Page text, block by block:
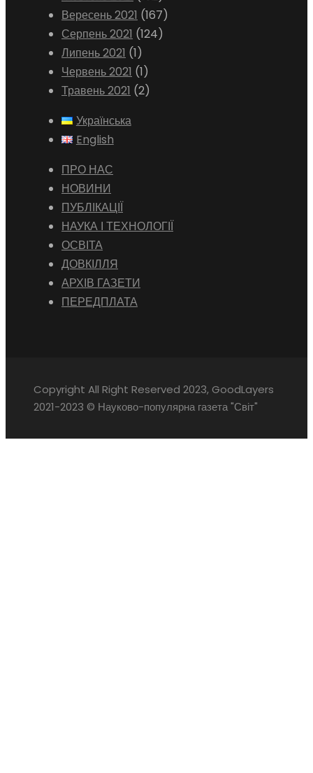
Вересень 2021 (167)
Серпень 2021 (124)
Липень 2021 (1)
Червень 2021 (1)
Травень 2021 (2)
Українська
English
ПРО НАС
НОВИНИ
ПУБЛІКАЦІЇ
НАУКА І ТЕХНОЛОГІЇ
ОСВІТА
ДОВКІЛЛЯ
АРХІВ ГАЗЕТИ
ПЕРЕДПЛАТА
Copyright All Right Reserved 2023, GoodLayers
2021-2023 © Науково-популярна газета "Світ"